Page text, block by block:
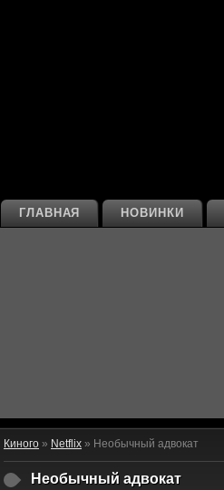
НОВИНКИ
ГЛАВНАЯ
Киного » Netflix » Необычный адвокат
Необычный адвокат